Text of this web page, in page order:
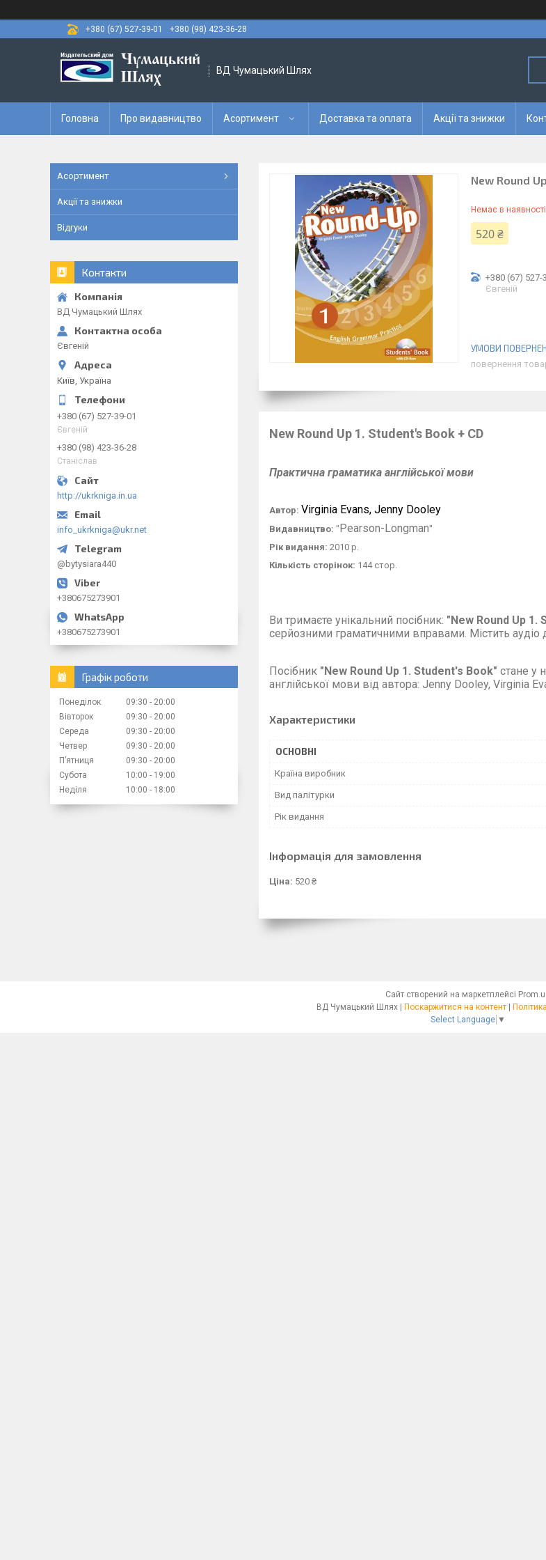
+380 (67) 527-39-01
+380 (98) 423-36-28
ВД Чумацький Шлях
Головна Про видавництво Асортимент Доставка та оплата Акції та знижки
New Round
Немає в наявності
520 ₴
+380 (67) 527-
Євгеній
повернення
New Round Up 1. Student's Book + CD
Практична граматика англійської мови
Автор: Virginia Evans, Jenny Dooley
Видавництво: "Pearson-Longman"
Рік видання: 2010 р.
Кількість сторінок: 144 стор.
Ви тримаєте унікальний посібник: "New Round Up 1.
серйозними граматичними вправами. Містить аудіо
Посібник "New Round Up 1. Student's Book" стане у
англійської мови від автора: Jenny Dooley, Virginia
Характеристики
ОСНОВНІ
Країна виробник
Вид палітурки
Рік видання
Інформація для замовлення
Ціна: 520 ₴
Асортимент
Акції та знижки
Відгуки
Контакти
ВД Чумацький Шлях
Євгеній
Київ, Україна
+380 (67) 527-39-01
Євгеній
+380 (98) 423-36-28
Станіслав
http://ukrkniga.in.ua
info_ukrkniga@ukr.net
@bytysiara440
+380675273901
+380675273901
Графік роботи
Понеділок 09:30
20:00
Вівторок
09:30
20:00
Середа
09:30
20:00
Четвер
09:30
20:00
Пʼятниця
09:30
20:00
Субота
10:00
19:00
Неділя
10:00 18:00
Сайт створений на маркетплейсі
ВД Чумацький Шлях | Поскаржитися на контент |
Select Language ▼